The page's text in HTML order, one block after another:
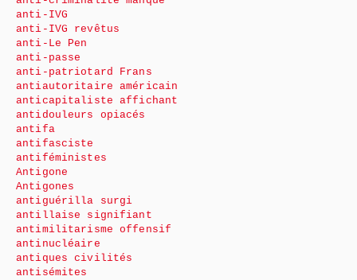
anti-IVG
anti-IVG revêtus
anti-Le Pen
anti-passe
anti-patriotard Frans
antiautoritaire américain
anticapitaliste affichant
antidouleurs opiacés
antifa
antifasciste
antiféministes
Antigone
Antigones
antiguérilla surgi
antillaise signifiant
antimilitarisme offensif
antinucléaire
antiques civilités
antisémites